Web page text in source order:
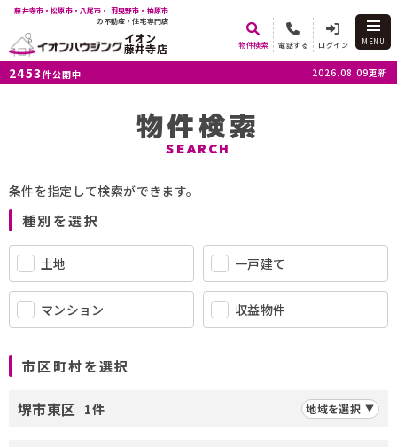
藤井寺市・松原市・八尾市・ 羽曳野市・柏原市
の不動産・住宅専門店
イオン
藤井寺店 物件検索 電話する ログイン MENU
2453 件公開中 2026.08.09更新
物件検索
SEARCH
条件を指定して検索ができます。
種別を選択
土地 一戸建て
マンション 収益物件
市区町村を選択
堺市東区 1件 地域を選択